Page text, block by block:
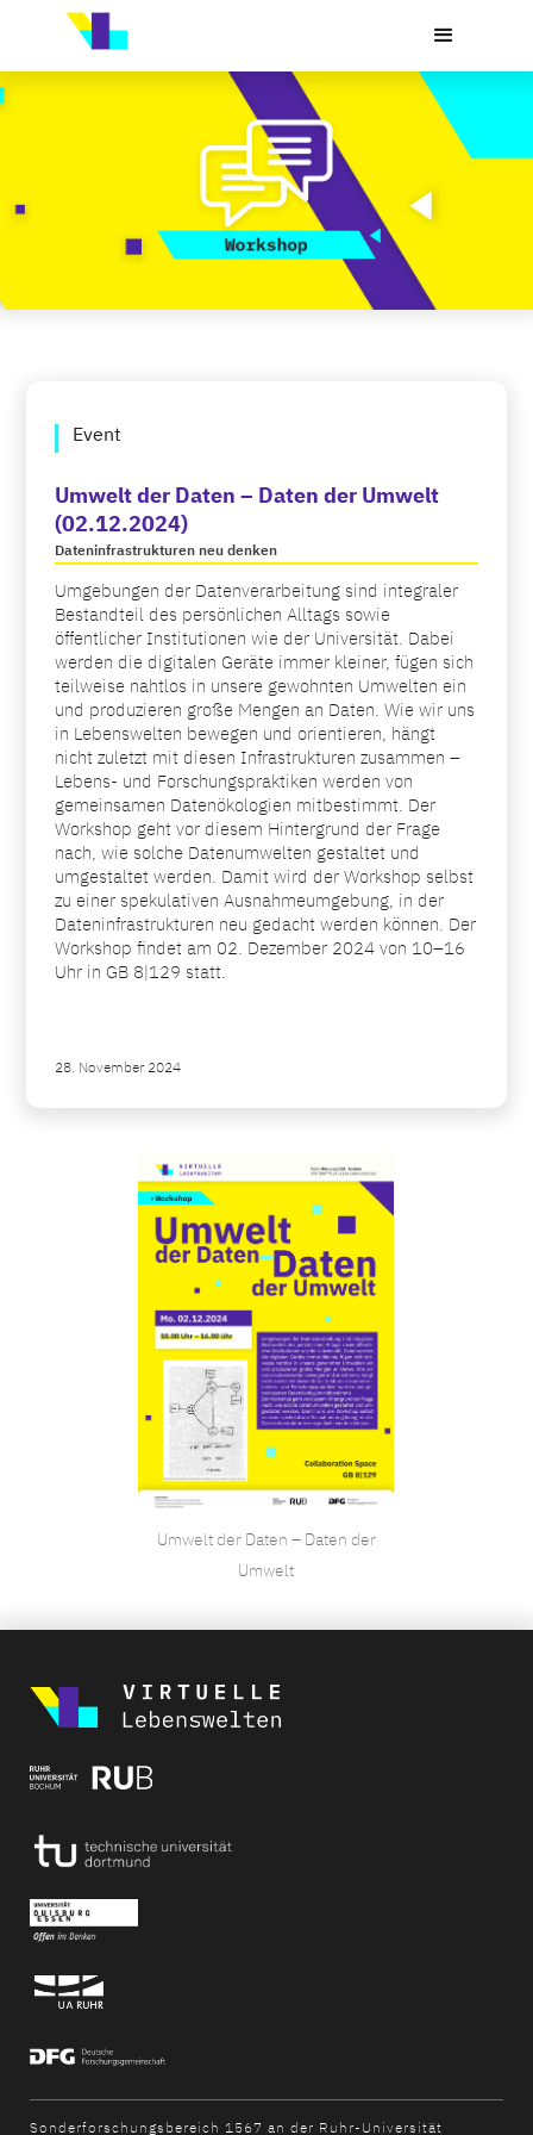
Event
Umwelt der Daten – Daten der Umwelt
(02.12.2024)
Dateninfrastrukturen neu denken
Umgebungen der Datenverarbeitung sind integraler
Bestandteil des persönlichen Alltags sowie
öffentlicher Institutionen wie der Universität. Dabei
werden die digitalen Geräte immer kleiner, fügen sich
teilweise nahtlos in unsere gewohnten Umwelten ein
und produzieren große Mengen an Daten. Wie wir uns
in Lebenswelten bewegen und orientieren, hängt
nicht zuletzt mit diesen Infrastrukturen zusammen –
Lebens- und Forschungspraktiken werden von
gemeinsamen Datenökologien mitbestimmt. Der
Workshop geht vor diesem Hintergrund der Frage
nach, wie solche Datenumwelten gestaltet und
umgestaltet werden. Damit wird der Workshop selbst
zu einer spekulativen Ausnahmeumgebung, in der
Dateninfrastrukturen neu gedacht werden können. Der
Workshop findet am 02. Dezember 2024 von 10–16
Uhr in GB 8|129 statt.
28. November 2024
Umwelt der Daten – Daten der
Umwelt
Sonderforschungsbereich 1567 an der Ruhr-Universität